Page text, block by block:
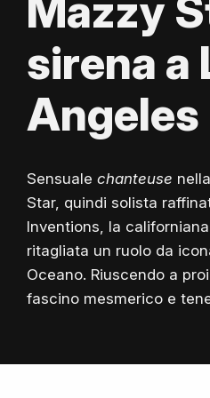
Mazzy
sirena a
Angeles
Sensuale chanteuse
Star, quindi solista
Inventions, la
ritagliata un ruolo da
Oceano. Riuscendo a
fascino mesmerico e